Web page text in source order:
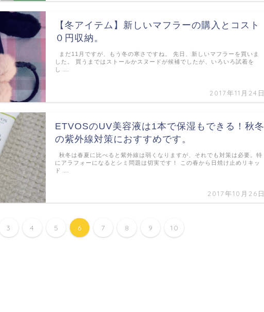
【冬アイテム】新しいマフラーの購入とコスト
０円収納。
2017年11月24日
まだ11月ですが、もう冬の寒さですね。 先日、新しいマフラーを買いま
した。 買うまではストールかスヌードが候補でしたが、いろいろ試着を
し …
ETVOSのUV美容液は1本で保湿もできる！秋冬
の紫外線対策におすすめです。
2017年10月26日
秋冬は春夏に比べると紫外線は弱くなりますが、それでも対策は必要。特
にアラフォーになるとシミ問題は切実です！ この春から日焼け止めリキッ
ド …
3 4 5 6 7 8 9 10